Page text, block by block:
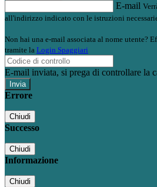
E-mail
all'indirizzo indicato con le istruzioni
Non hai una e-mail associata al nome utente?
tramite la Login Spaggiari
E-mail inviata, si prega di controllare la
Errore
Chiudi
Successo
Chiudi
Informazione
Chiudi